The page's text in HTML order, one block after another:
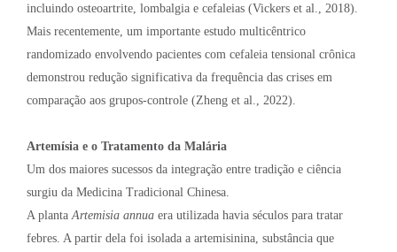
incluindo osteoartrite, lombalgia e cefaleias (Vickers et al., 2018).
Mais recentemente, um importante estudo multicêntrico
randomizado envolvendo pacientes com cefaleia tensional crônica
demonstrou redução significativa da frequência das crises em
comparação aos grupos-controle (Zheng et al., 2022).
Artemísia e o Tratamento da Malária
Um dos maiores sucessos da integração entre tradição e ciência
surgiu da Medicina Tradicional Chinesa.
A planta Artemisia annua era utilizada havia séculos para tratar
febres. A partir dela foi isolada a artemisinina, substância que